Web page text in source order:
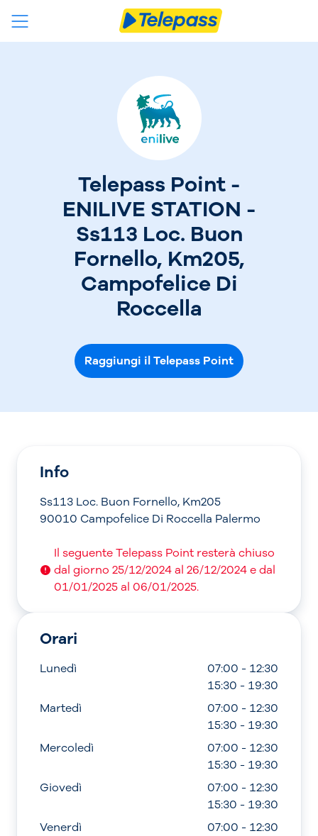
Telepass Point -
ENILIVE STATION -
Ss113 Loc. Buon
Fornello, Km205,
Campofelice Di
Roccella
Raggiungi il Telepass Point
Info
Ss113 Loc. Buon Fornello, Km205
90010 Campofelice Di Roccella Palermo
Il seguente Telepass Point resterà chiuso
dal giorno 25/12/2024 al 26/12/2024 e dal
01/01/2025 al 06/01/2025.
Orari
Lunedì
07:00 - 12:30
15:30 - 19:30
Martedì
07:00 - 12:30
15:30 - 19:30
Mercoledì
07:00 - 12:30
15:30 - 19:30
Giovedì
07:00 - 12:30
15:30 - 19:30
Venerdì
07:00 - 12:30